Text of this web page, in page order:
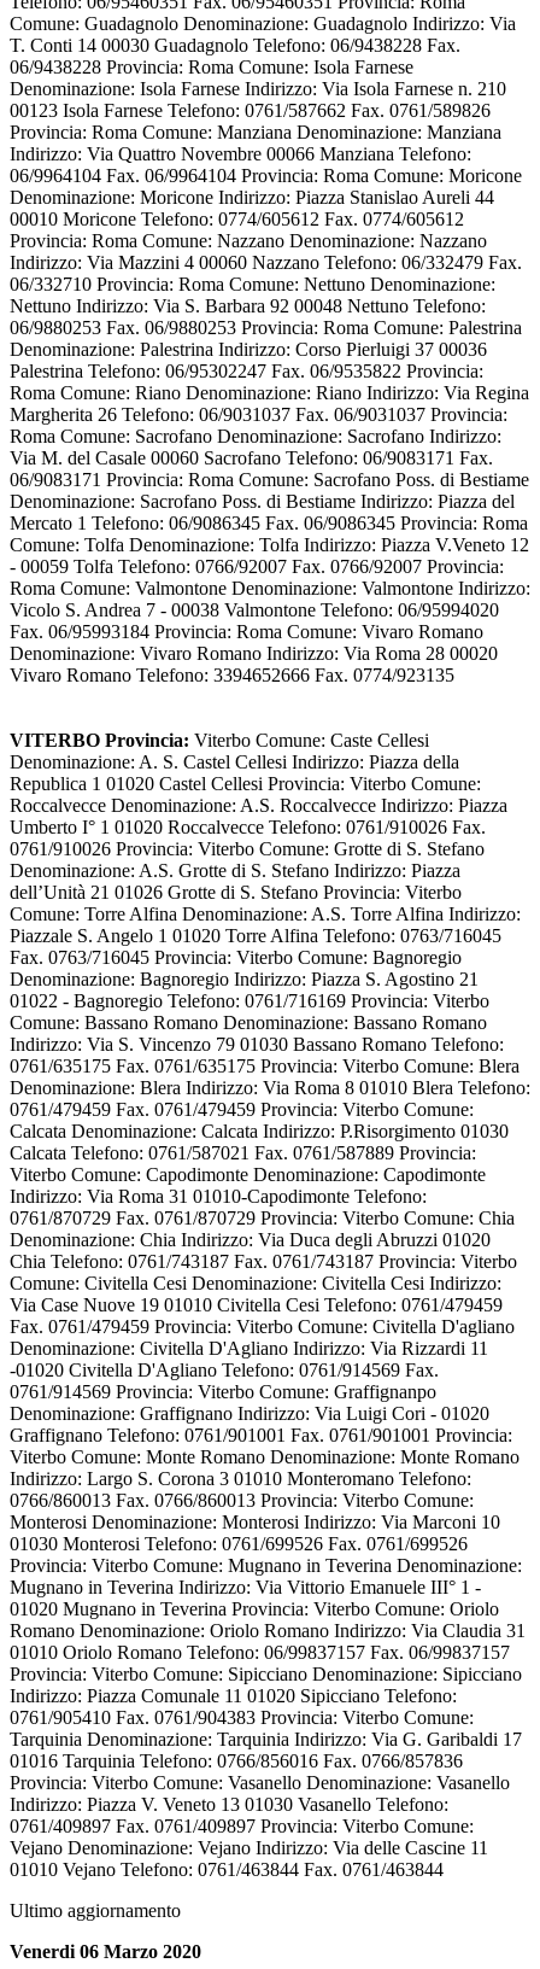
Comune: Guadagnolo Denominazione: Guadagnolo Indirizzo: Via
T. Conti 14 00030 Guadagnolo Telefono: 06/9438228 Fax.
06/9438228 Provincia: Roma Comune: Isola Farnese
Denominazione: Isola Farnese Indirizzo: Via Isola Farnese n. 210
00123 Isola Farnese Telefono: 0761/587662 Fax. 0761/589826
Provincia: Roma Comune: Manziana Denominazione: Manziana
Indirizzo: Via Quattro Novembre 00066 Manziana Telefono:
06/9964104 Fax. 06/9964104 Provincia: Roma Comune: Moricone
Denominazione: Moricone Indirizzo: Piazza Stanislao Aureli 44
00010 Moricone Telefono: 0774/605612 Fax. 0774/605612
Provincia: Roma Comune: Nazzano Denominazione: Nazzano
Indirizzo: Via Mazzini 4 00060 Nazzano Telefono: 06/332479 Fax.
06/332710 Provincia: Roma Comune: Nettuno Denominazione:
Nettuno Indirizzo: Via S. Barbara 92 00048 Nettuno Telefono:
06/9880253 Fax. 06/9880253 Provincia: Roma Comune: Palestrina
Denominazione: Palestrina Indirizzo: Corso Pierluigi 37 00036
Palestrina Telefono: 06/95302247 Fax. 06/9535822 Provincia:
Roma Comune: Riano Denominazione: Riano Indirizzo: Via Regina
Margherita 26 Telefono: 06/9031037 Fax. 06/9031037 Provincia:
Roma Comune: Sacrofano Denominazione: Sacrofano Indirizzo:
Via M. del Casale 00060 Sacrofano Telefono: 06/9083171 Fax.
06/9083171 Provincia: Roma Comune: Sacrofano Poss. di Bestiame
Denominazione: Sacrofano Poss. di Bestiame Indirizzo: Piazza del
Mercato 1 Telefono: 06/9086345 Fax. 06/9086345 Provincia: Roma
Comune: Tolfa Denominazione: Tolfa Indirizzo: Piazza V.Veneto 12
- 00059 Tolfa Telefono: 0766/92007 Fax. 0766/92007 Provincia:
Roma Comune: Valmontone Denominazione: Valmontone Indirizzo:
Vicolo S. Andrea 7 - 00038 Valmontone Telefono: 06/95994020
Fax. 06/95993184 Provincia: Roma Comune: Vivaro Romano
Denominazione: Vivaro Romano Indirizzo: Via Roma 28 00020
Vivaro Romano Telefono: 3394652666 Fax. 0774/923135
VITERBO Provincia: Viterbo Comune: Caste Cellesi
Denominazione: A. S. Castel Cellesi Indirizzo: Piazza della
Republica 1 01020 Castel Cellesi Provincia: Viterbo Comune:
Roccalvecce Denominazione: A.S. Roccalvecce Indirizzo: Piazza
Umberto I° 1 01020 Roccalvecce Telefono: 0761/910026 Fax.
0761/910026 Provincia: Viterbo Comune: Grotte di S. Stefano
Denominazione: A.S. Grotte di S. Stefano Indirizzo: Piazza
dell’Unità 21 01026 Grotte di S. Stefano Provincia: Viterbo
Comune: Torre Alfina Denominazione: A.S. Torre Alfina Indirizzo:
Piazzale S. Angelo 1 01020 Torre Alfina Telefono: 0763/716045
Fax. 0763/716045 Provincia: Viterbo Comune: Bagnoregio
Denominazione: Bagnoregio Indirizzo: Piazza S. Agostino 21
01022 - Bagnoregio Telefono: 0761/716169 Provincia: Viterbo
Comune: Bassano Romano Denominazione: Bassano Romano
Indirizzo: Via S. Vincenzo 79 01030 Bassano Romano Telefono:
0761/635175 Fax. 0761/635175 Provincia: Viterbo Comune: Blera
Denominazione: Blera Indirizzo: Via Roma 8 01010 Blera Telefono:
0761/479459 Fax. 0761/479459 Provincia: Viterbo Comune:
Calcata Denominazione: Calcata Indirizzo: P.Risorgimento 01030
Calcata Telefono: 0761/587021 Fax. 0761/587889 Provincia:
Viterbo Comune: Capodimonte Denominazione: Capodimonte
Indirizzo: Via Roma 31 01010-Capodimonte Telefono:
0761/870729 Fax. 0761/870729 Provincia: Viterbo Comune: Chia
Denominazione: Chia Indirizzo: Via Duca degli Abruzzi 01020
Chia Telefono: 0761/743187 Fax. 0761/743187 Provincia: Viterbo
Comune: Civitella Cesi Denominazione: Civitella Cesi Indirizzo:
Via Case Nuove 19 01010 Civitella Cesi Telefono: 0761/479459
Fax. 0761/479459 Provincia: Viterbo Comune: Civitella D'agliano
Denominazione: Civitella D'Agliano Indirizzo: Via Rizzardi 11
-01020 Civitella D'Agliano Telefono: 0761/914569 Fax.
0761/914569 Provincia: Viterbo Comune: Graffignanpo
Denominazione: Graffignano Indirizzo: Via Luigi Cori - 01020
Graffignano Telefono: 0761/901001 Fax. 0761/901001 Provincia:
Viterbo Comune: Monte Romano Denominazione: Monte Romano
Indirizzo: Largo S. Corona 3 01010 Monteromano Telefono:
0766/860013 Fax. 0766/860013 Provincia: Viterbo Comune:
Monterosi Denominazione: Monterosi Indirizzo: Via Marconi 10
01030 Monterosi Telefono: 0761/699526 Fax. 0761/699526
Provincia: Viterbo Comune: Mugnano in Teverina Denominazione:
Mugnano in Teverina Indirizzo: Via Vittorio Emanuele III° 1 -
01020 Mugnano in Teverina Provincia: Viterbo Comune: Oriolo
Romano Denominazione: Oriolo Romano Indirizzo: Via Claudia 31
01010 Oriolo Romano Telefono: 06/99837157 Fax. 06/99837157
Provincia: Viterbo Comune: Sipicciano Denominazione: Sipicciano
Indirizzo: Piazza Comunale 11 01020 Sipicciano Telefono:
0761/905410 Fax. 0761/904383 Provincia: Viterbo Comune:
Tarquinia Denominazione: Tarquinia Indirizzo: Via G. Garibaldi 17
01016 Tarquinia Telefono: 0766/856016 Fax. 0766/857836
Provincia: Viterbo Comune: Vasanello Denominazione: Vasanello
Indirizzo: Piazza V. Veneto 13 01030 Vasanello Telefono:
0761/409897 Fax. 0761/409897 Provincia: Viterbo Comune:
Vejano Denominazione: Vejano Indirizzo: Via delle Cascine 11
01010 Vejano Telefono: 0761/463844 Fax. 0761/463844
Ultimo aggiornamento
Venerdi 06 Marzo 2020